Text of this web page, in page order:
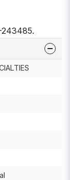
243485.